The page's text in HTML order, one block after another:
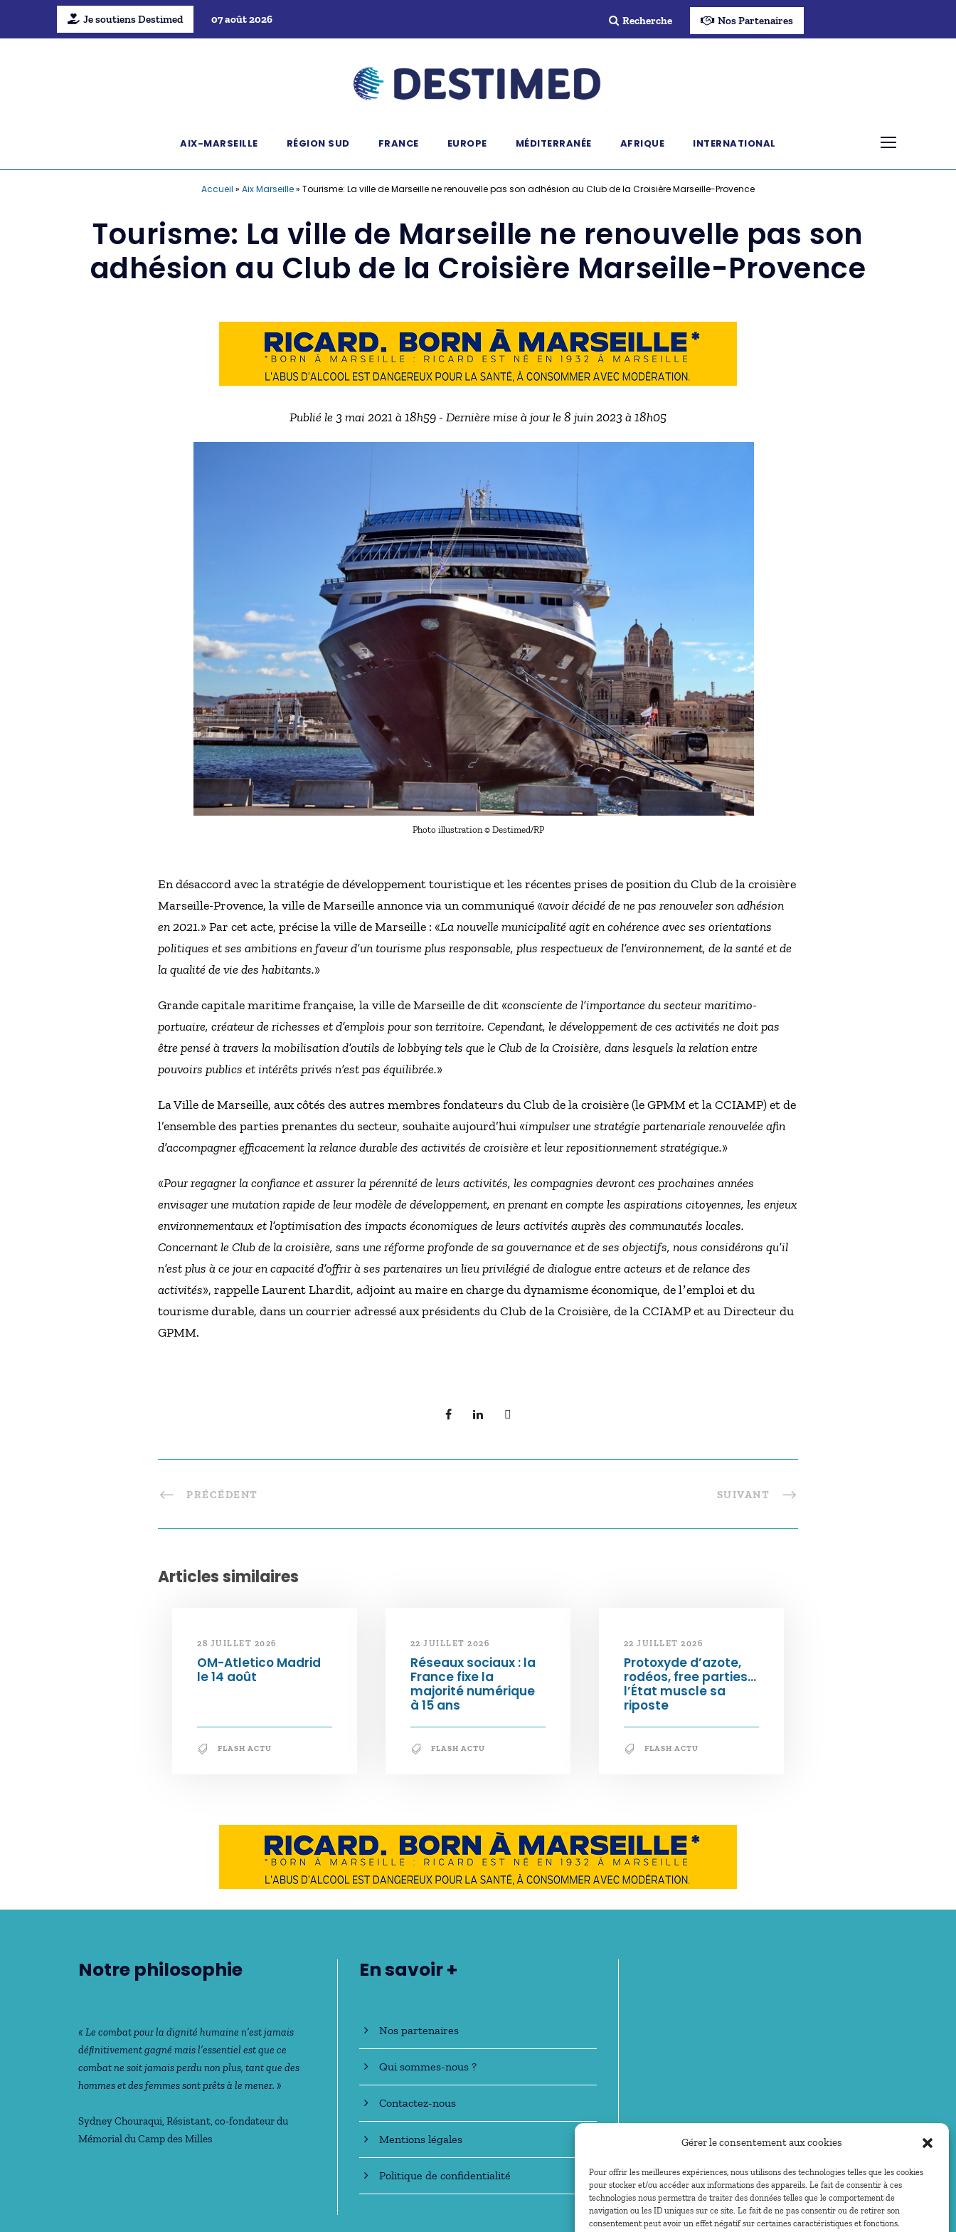
Gérer le consentement aux cookies
Pour offrir les meilleures expériences, nous utilisons des technologies telles que les cookies
pour stocker et/ou accéder aux informations des appareils. Le fait de consentir à ces
technologies nous permettra de traiter des données telles que le comportement de
navigation ou les ID uniques sur ce site. Le fait de ne pas consentir ou de retirer son
consentement peut avoir un effet négatif sur certaines caractéristiques et fonctions.
Je soutiens Destimed 07 août 2026 Recherche Nos Partenaires
AIX-MARSEILLE RÉGION SUD FRANCE EUROPE MÉDITERRANÉE AFRIQUE INTERNATIONAL
Accueil » Aix Marseille» Tourisme: La ville de Marseille ne renouvelle pas son adhésion au Club de la Croisière Marseille-Provence
Tourisme: La ville de Marseille ne renouvelle pas son
adhésion au Club de la Croisière Marseille-Provence
Publié le 3 mai 2021 à 18h59 - Dernière mise à jour le 8 juin 2023 à 18h05
Photo illustration © Destimed/RP
En désaccord avec la stratégie de développement touristique et les récentes prises de position du Club de la croisière
Marseille-Provence, la ville de Marseille annonce via un communiqué «avoir décidé de ne pas renouveler son adhésion
en 2021.» Par cet acte, précise la ville de Marseille : «La nouvelle municipalité agit en cohérence avec ses orientations
politiques et ses ambitions en faveur d’un tourisme plus responsable, plus respectueux de l’environnement, de la santé et de
la qualité de vie des habitants.»
Grande capitale maritime française, la ville de Marseille de dit «consciente de l’importance du secteur maritimo-
portuaire, créateur de richesses et d’emplois pour son territoire. Cependant, le développement de ces activités ne doit pas
être pensé à travers la mobilisation d’outils de lobbying tels que le Club de la Croisière, dans lesquels la relation entre
pouvoirs publics et intérêts privés n’est pas équilibrée.»
La Ville de Marseille, aux côtés des autres membres fondateurs du Club de la croisière (le GPMM et la CCIAMP) et de
l’ensemble des parties prenantes du secteur, souhaite aujourd’hui«impulser une stratégie partenariale renouvelée afin
d’accompagner efficacement la relance durable des activités de croisière et leur repositionnement stratégique.»
«Pour regagner la confiance et assurer la pérennité de leurs activités, les compagnies devront ces prochaines années
envisager une mutation rapide de leur modèle de développement, en prenant en compte les aspirations citoyennes, les enjeux
environnementaux et l’optimisation des impacts économiques de leurs activités auprès des communautés locales.
Concernant le Club de la croisière, sans une réforme profonde de sa gouvernance et de ses objectifs, nous considérons qu’il
n’est plus à ce jour en capacité d’offrir à ses partenaires un lieu privilégié de dialogue entre acteurs et de relance des
activités», rappelle Laurent Lhardit, adjoint au maire en charge du dynamisme économique, de lʼemploi et du
tourisme durable, dans un courrier adressé aux présidents du Club de la Croisière, de la CCIAMP et au Directeur du
GPMM.
PRÉCÉDENT SUIVANT
Articles similaires
28 JUILLET 2026
OM-Atletico Madrid
le 14 août
FLASH ACTU
22 JUILLET 2026
Réseaux sociaux : la
France fixe la
majorité numérique
à 15 ans
FLASH ACTU
22 JUILLET 2026
Protoxyde d’azote,
rodéos, free parties…
l’État muscle sa
riposte
FLASH ACTU
Notre philosophie
« Le combat pour la dignité humaine n’est jamais
déﬁnitivement gagné mais l’essentiel est que ce
combat ne soit jamais perdu non plus, tant que des
hommes et des femmes sont prêts à le mener. »
Sydney Chouraqui, Résistant, co-fondateur du
Mémorial du Camp des Milles
En savoir +
Nos partenaires
Qui sommes-nous ?
Contactez-nous
Mentions légales
Politique de confidentialité